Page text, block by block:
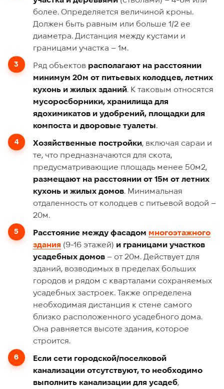
более. Определяется величиной кроны.
Должен быть равным или больше 1/2 ее
диаметра. Дистанция между кустами и
границами участка – 1м.
Ряд объектов располагают на расстоянии
минимум 20м от питьевых колодцев, летних
кухонь и жилых зданий. К таковым относятся
мусоросборники, хранилища для
ядохимикатов и удобрений, площадки для
компоста и дворовые туалеты.
Хозяйственные постройки, включая сараи и
те, что предназначаются для скота,
предусматривающие площадь менее 50м2,
размещают на расстоянии от 15м от летних
кухонь и жилых домов. Минимальная
отдаленность от колодцев с питьевой водой –
20м.
Расстояние между фасадом многоэтажного
здания (9-16 этажей) и границами участков
усадебных домов– от 20м. Действует для
зданий, возводимых в пределах больших
городов и рядом с кварталами сохраняемых
усадебных застроек. Также определена
необходимая дистанция к стене самого
близко расположенного усадебного дома.
Она равняется высоте здания, которое
строится.
Если сети городской/поселковой
канализации отсутствуют, то необходимо
выполнить канализации для усадеб,